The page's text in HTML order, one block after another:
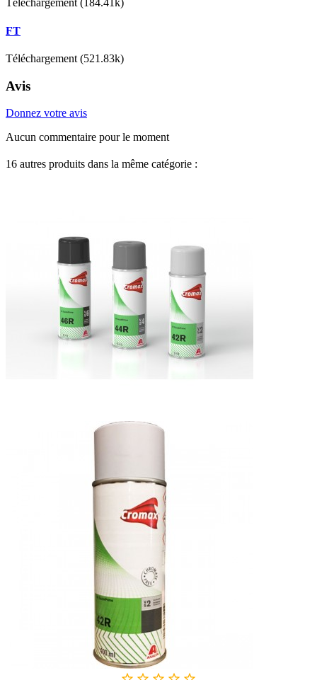
Téléchargement (184.41k)
FT
Téléchargement (521.83k)
Avis
Donnez votre avis
Aucun commentaire pour le moment
16 autres produits dans la même catégorie :